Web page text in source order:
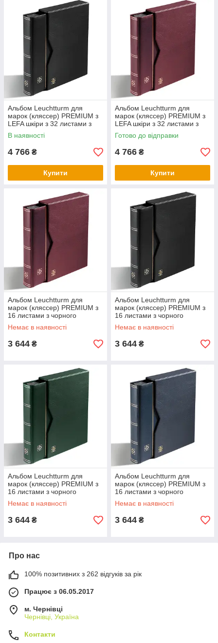
Альбом Leuchtturm для
марок (кляссер) PREMIUM з
LEFA шкіри з 32 листами з
чорного картону, А4 з
футляром,
В наявності
4 766 ₴
Купити
Альбом Leuchtturm для
марок (кляссер) PREMIUM з
LEFA шкіри з 32 листами з
чорного картону, А4 з
футляром,
Готово до відправки
4 766 ₴
Купити
Альбом Leuchtturm для
марок (кляссер) PREMIUM з
16 листами з чорного
картону, А4, з футляром,
LEFA шкіра,
Немає в наявності
3 644 ₴
Альбом Leuchtturm для
марок (кляссер) PREMIUM з
16 листами з чорного
картону, А4, з футляром,
LEFA шкіра,
Немає в наявності
3 644 ₴
Альбом Leuchtturm для
марок (кляссер) PREMIUM з
16 листами з чорного
картону, А4, з футляром,
LEFA шкіра,
Немає в наявності
3 644 ₴
Альбом Leuchtturm для
марок (кляссер) PREMIUM з
16 листами з чорного
картону, А4, з футляром,
LEFA шкіра,
Немає в наявності
3 644 ₴
Про нас
100% позитивних з 262 відгуків за рік
Працює з 06.05.2017
м. Чернівці
Чернівці, Україна
Контакти